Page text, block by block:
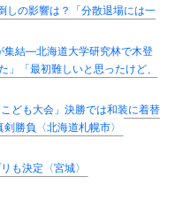
の影響は？「分散退場には一
集結―北海道大学研究林で木登
」「最初難しいと思ったけど、
ども大会」決勝では和装に着替
勝負〈北海道札幌市〉
も決定〈宮城〉